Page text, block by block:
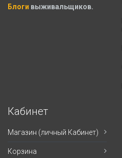
Блоги выживальщиков.
Кабинет
Магазин (личный Кабинет)
Корзина